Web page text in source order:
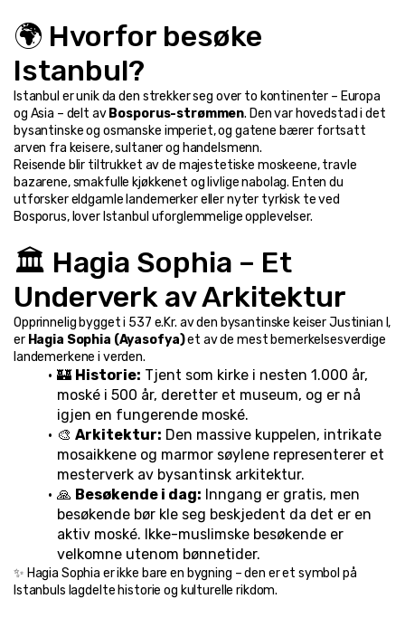
🌍 Hvorfor besøke
Istanbul?
Istanbul er unik da den strekker seg over to kontinenter – Europa
og Asia – delt av Bosporus-strømmen. Den var hovedstad i det
bysantinske og osmanske imperiet, og gatene bærer fortsatt
arven fra keisere, sultaner og handelsmenn.
Reisende blir tiltrukket av de majestetiske moskeene, travle
bazarene, smakfulle kjøkkenet og livlige nabolag. Enten du
utforsker eldgamle landemerker eller nyter tyrkisk te ved
Bosporus, lover Istanbul uforglemmelige opplevelser.
🏛️ Hagia Sophia – Et
Underverk av Arkitektur
Opprinnelig bygget i 537 e.Kr. av den bysantinske keiser Justinian I,
er Hagia Sophia (Ayasofya) et av de mest bemerkelsesverdige
landemerkene i verden.
🏰 Historie: Tjent som kirke i nesten 1.000 år,
moské i 500 år, deretter et museum, og er nå
igjen en fungerende moské.
🎨 Arkitektur: Den massive kuppelen, intrikate
mosaikkene og marmor søylene representerer et
mesterverk av bysantinsk arkitektur.
🙏 Besøkende i dag: Inngang er gratis, men
besøkende bør kle seg beskjedent da det er en
aktiv moské. Ikke-muslimske besøkende er
velkomne utenom bønnetider.
✨ Hagia Sophia er ikke bare en bygning – den er et symbol på
Istanbuls lagdelte historie og kulturelle rikdom.